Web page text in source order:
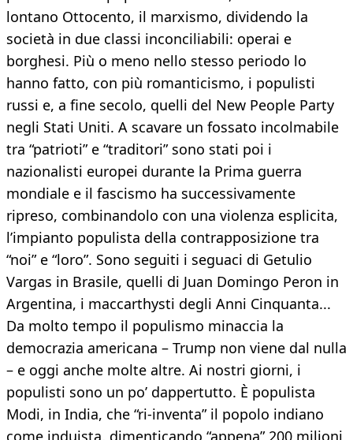
lontano Ottocento, il marxismo, dividendo la
società in due classi inconciliabili: operai e
borghesi. Più o meno nello stesso periodo lo
hanno fatto, con più romanticismo, i populisti
russi e, a fine secolo, quelli del New People Party
negli Stati Uniti. A scavare un fossato incolmabile
tra “patrioti” e “traditori” sono stati poi i
nazionalisti europei durante la Prima guerra
mondiale e il fascismo ha successivamente
ripreso, combinandolo con una violenza esplicita,
l’impianto populista della contrapposizione tra
“noi” e “loro”. Sono seguiti i seguaci di Getulio
Vargas in Brasile, quelli di Juan Domingo Peron in
Argentina, i maccarthysti degli Anni Cinquanta...
Da molto tempo il populismo minaccia la
democrazia americana – Trump non viene dal nulla
– e oggi anche molte altre. Ai nostri giorni, i
populisti sono un po’ dappertutto. È populista
Modi, in India, che “ri-inventa” il popolo indiano
come induista, dimenticando “appena” 200 milioni